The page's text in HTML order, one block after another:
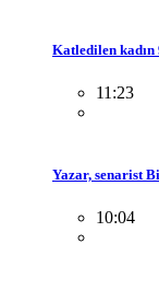
Katledilen kadın
11:23
Yazar, senarist
10:04